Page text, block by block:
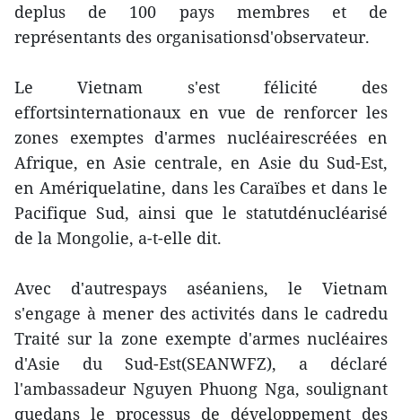
deplus de 100 pays membres et de
représentants des organisationsd'observateur.
Le Vietnam s'est félicité des
effortsinternationaux en vue de renforcer les
zones exemptes d'armes nucléairescréées en
Afrique, en Asie centrale, en Asie du Sud-Est,
en Amériquelatine, dans les Caraïbes et dans le
Pacifique Sud, ainsi que le statutdénucléarisé
de la Mongolie, a-t-elle dit.
Avec d'autrespays aséaniens, le Vietnam
s'engage à mener des activités dans le cadredu
Traité sur la zone exempte d'armes nucléaires
d'Asie du Sud-Est(SEANWFZ), a déclaré
l'ambassadeur Nguyen Phuong Nga, soulignant
quedans le processus de développement des